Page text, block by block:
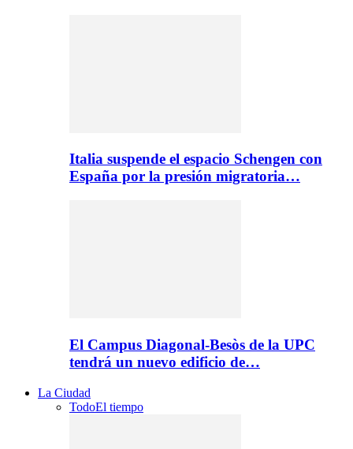
Italia suspende el espacio Schengen con
España por la presión migratoria…
El Campus Diagonal-Besòs de la UPC
tendrá un nuevo edificio de…
La Ciudad
TodoEl tiempo